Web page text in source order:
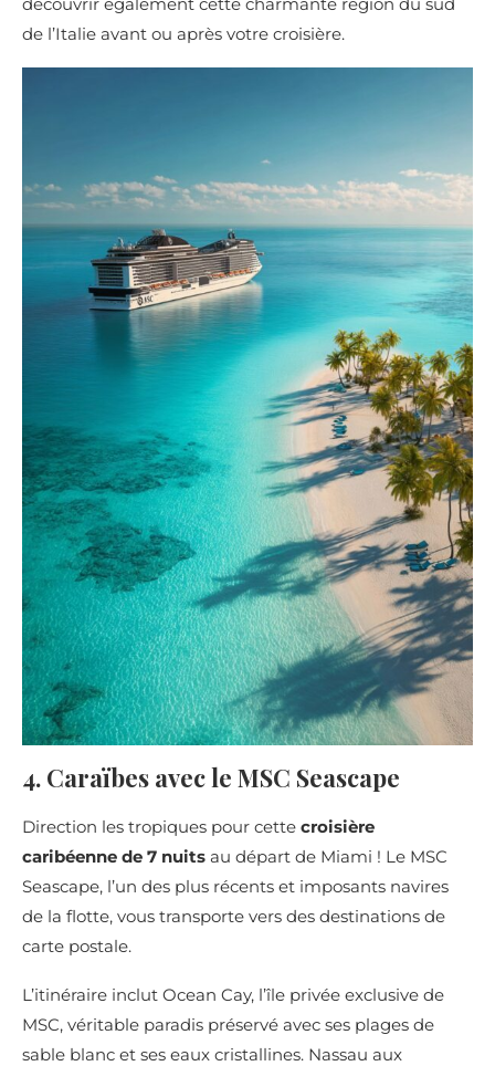
découvrir également cette charmante région du sud
de l’Italie avant ou après votre croisière.
4. Caraïbes avec le MSC Seascape
Direction les tropiques pour cette croisière
caribéenne de 7 nuits au départ de Miami ! Le MSC
Seascape, l’un des plus récents et imposants navires
de la flotte, vous transporte vers des destinations de
carte postale.
L’itinéraire inclut Ocean Cay, l’île privée exclusive de
MSC, véritable paradis préservé avec ses plages de
sable blanc et ses eaux cristallines. Nassau aux